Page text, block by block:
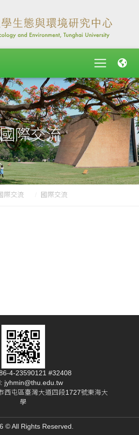
國際交流
際交流 國際交流
4-23590121 #32408
jyhmin@thu.edu.tw
西屯區臺灣大道四段1727號東海大
學
© All Rights Reserved.